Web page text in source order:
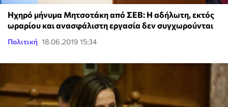
Ηχηρό μήνυμα Μητσοτάκη από ΣΕΒ: Η αδήλωτη, εκτός
ωραρίου και ανασφάλιστη εργασία δεν συγχωρούνται
Πολιτική 18.06.2019 15:34